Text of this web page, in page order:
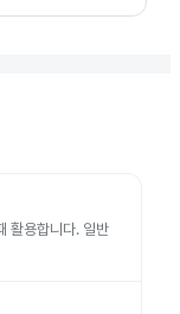
활용합니다. 일반